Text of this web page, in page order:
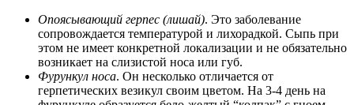
Опоясывающий герпес (лишай). Это заболевание
сопровождается температурой и лихорадкой. Сыпь при
этом не имеет конкретной локализации и не обязательно
возникает на слизистой носа или губ.
Фурункул носа. Он несколько отличается от
герпетических везикул своим цветом. На 3-4 день на